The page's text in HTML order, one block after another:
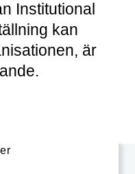
Institutional
kan
är